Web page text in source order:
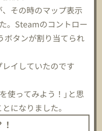
その時のマップ表示
。Steamのコントロー
ボタンが割り当てられ
イしていたのです
使ってみよう！」と思
になりました。